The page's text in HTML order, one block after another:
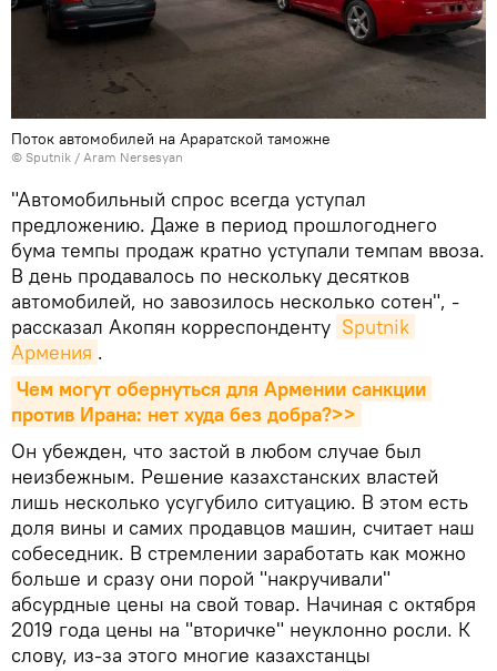
Поток автомобилей на Араратской таможне
© Sputnik / Aram Nersesyan
"Автомобильный спрос всегда уступал
предложению. Даже в период прошлогоднего
бума темпы продаж кратно уступали темпам ввоза.
В день продавалось по нескольку десятков
автомобилей, но завозилось несколько сотен", -
рассказал Акопян корреспонденту Sputnik
Армения .
Чем могут обернуться для Армении санкции
против Ирана: нет худа без добра?>>
Он убежден, что застой в любом случае был
неизбежным. Решение казахстанских властей
лишь несколько усугубило ситуацию. В этом есть
доля вины и самих продавцов машин, считает наш
собеседник. В стремлении заработать как можно
больше и сразу они порой "накручивали"
абсурдные цены на свой товар. Начиная с октября
2019 года цены на "вторичке" неуклонно росли. К
слову, из-за этого многие казахстанцы